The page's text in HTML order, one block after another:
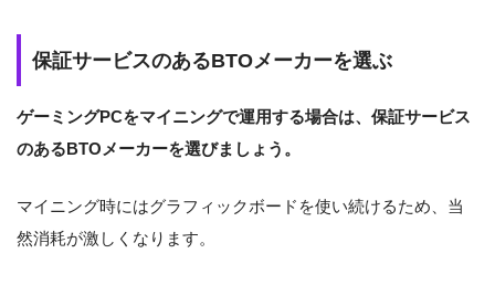
保証サービスのあるBTOメーカーを選ぶ
ゲーミングPCをマイニングで運用する場合は、保証サービス
のあるBTOメーカーを選びましょう。
マイニング時にはグラフィックボードを使い続けるため、当
然消耗が激しくなります。